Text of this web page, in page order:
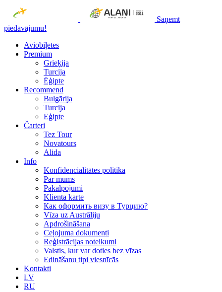
Saņemt
piedāvājumu!
Aviobiļetes
Premium
Grieķija
Turcija
Ēģipte
Recommend
Bulgārija
Turcija
Ēģipte
Čarteri
Tez Tour
Novatours
Alida
Info
Konfidencialitātes politika
Par mums
Рakalpojumi
Klienta karte
Как оформить визу в Турцию?
Vīza uz Austrāliju
Apdrošināšana
Ceļojuma dokumenti
Reģistrācijas noteikumi
Valstis, kur var doties bez vīzas
Ēdināšanu tipi viesnīcās
Kontakti
LV
RU